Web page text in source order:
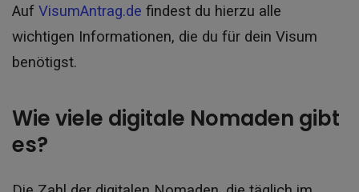
Auf VisumAntrag.de findest du hierzu alle
wichtigen Informationen, die du für dein Visum
benötigst.
Wie viele digitale Nomaden gibt
es?